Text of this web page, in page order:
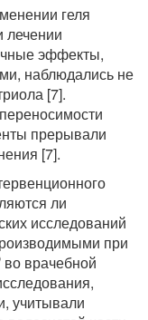
геля
лечении
эффекты,
наблюдались не
[7].
прерывали
[7].
ли
исследований
при
во врачебной
учитывали